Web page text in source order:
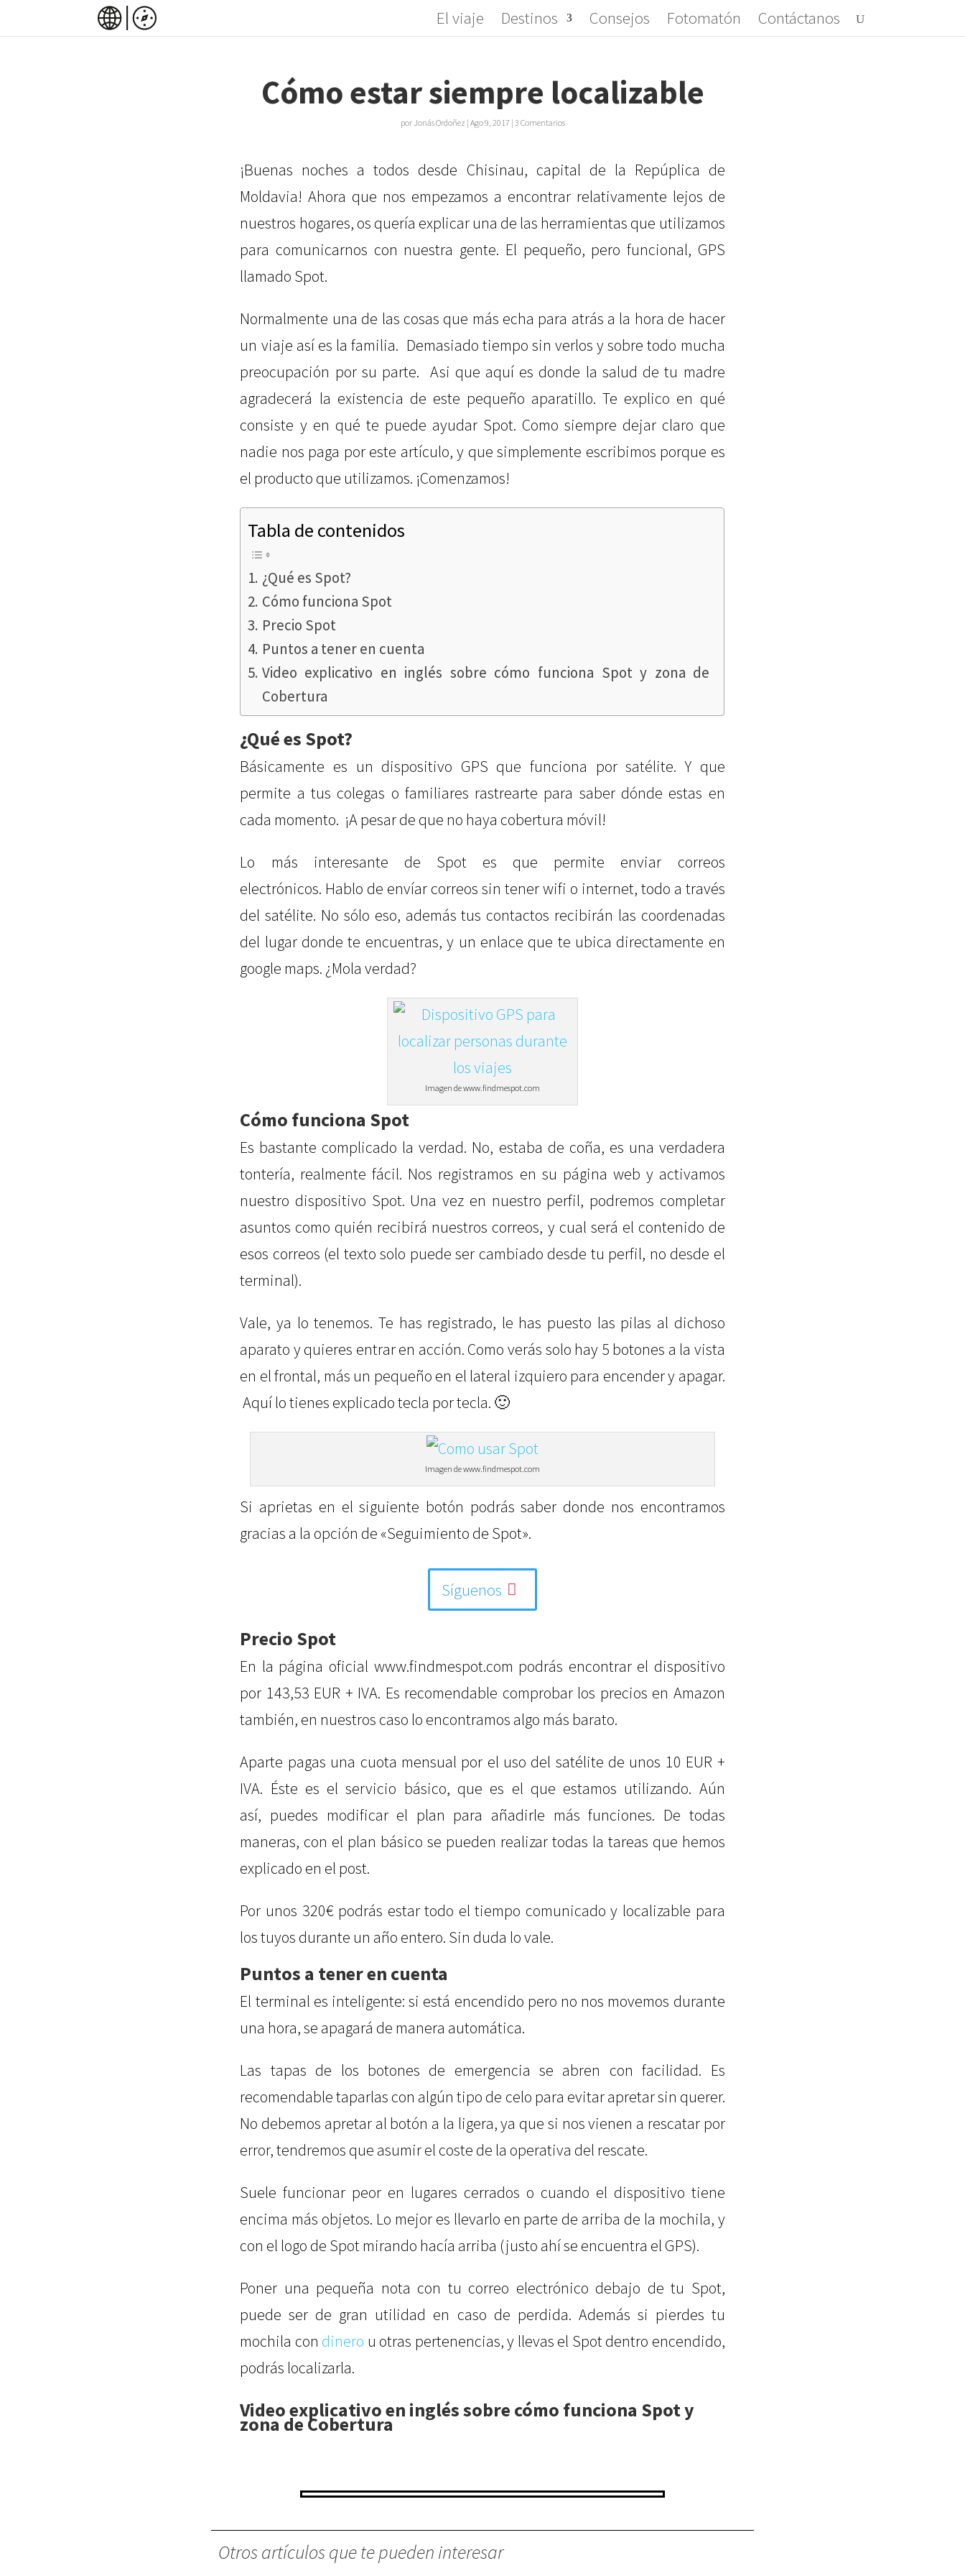
El viaje Destinos Consejos Fotomatón Contáctanos
Cómo estar siempre localizable
por Jonás Ordoñez | Ago 9, 2017 | 3 Comentarios
¡Buenas noches a todos desde Chisinau, capital de la Repúplica de
Moldavia! Ahora que nos empezamos a encontrar relativamente lejos de
nuestros hogares, os quería explicar una de las herramientas que utilizamos
para comunicarnos con nuestra gente. El pequeño, pero funcional, GPS
llamado Spot.
Normalmente una de las cosas que más echa para atrás a la hora de hacer
un viaje así es la familia. Demasiado tiempo sin verlos y sobre todo mucha
preocupación por su parte. Asi que aquí es donde la salud de tu madre
agradecerá la existencia de este pequeño aparatillo. Te explico en qué
consiste y en qué te puede ayudar Spot. Como siempre dejar claro que
nadie nos paga por este artículo, y que simplemente escribimos porque es
el producto que utilizamos. ¡Comenzamos!
Tabla de contenidos
¿Qué es Spot?
Cómo funciona Spot
Precio Spot
Puntos a tener en cuenta
Video explicativo en inglés sobre cómo funciona Spot y zona de
Cobertura
¿Qué es Spot?
Básicamente es un dispositivo GPS que funciona por satélite. Y que
permite a tus colegas o familiares rastrearte para saber dónde estas en
cada momento. ¡A pesar de que no haya cobertura móvil!
Lo más interesante de Spot es que permite enviar correos
electrónicos. Hablo de envíar correos sin tener wifi o internet, todo a través
del satélite. No sólo eso, además tus contactos recibirán las coordenadas
del lugar donde te encuentras, y un enlace que te ubica directamente en
google maps. ¿Mola verdad?
Imagen de www.findmespot.com
Cómo funciona Spot
Es bastante complicado la verdad. No, estaba de coña, es una verdadera
tontería, realmente fácil. Nos registramos en su página web y activamos
nuestro dispositivo Spot. Una vez en nuestro perfil, podremos completar
asuntos como quién recibirá nuestros correos, y cual será el contenido de
esos correos (el texto solo puede ser cambiado desde tu perfil, no desde el
terminal).
Vale, ya lo tenemos. Te has registrado, le has puesto las pilas al dichoso
aparato y quieres entrar en acción. Como verás solo hay 5 botones a la vista
en el frontal, más un pequeño en el lateral izquiero para encender y apagar.
Aquí lo tienes explicado tecla por tecla. 🙂
Imagen de www.findmespot.com
Si aprietas en el siguiente botón podrás saber donde nos encontramos
gracias a la opción de «Seguimiento de Spot».
Síguenos
Precio Spot
En la página oficial www.findmespot.com podrás encontrar el dispositivo
por 143,53 EUR + IVA. Es recomendable comprobar los precios en Amazon
también, en nuestros caso lo encontramos algo más barato.
Aparte pagas una cuota mensual por el uso del satélite de unos 10 EUR +
IVA. Éste es el servicio básico, que es el que estamos utilizando. Aún
así, puedes modificar el plan para añadirle más funciones. De todas
maneras, con el plan básico se pueden realizar todas la tareas que hemos
explicado en el post.
Por unos 320€ podrás estar todo el tiempo comunicado y localizable para
los tuyos durante un año entero. Sin duda lo vale.
Puntos a tener en cuenta
El terminal es inteligente: si está encendido pero no nos movemos durante
una hora, se apagará de manera automática.
Las tapas de los botones de emergencia se abren con facilidad. Es
recomendable taparlas con algún tipo de celo para evitar apretar sin querer.
No debemos apretar al botón a la ligera, ya que si nos vienen a rescatar por
error, tendremos que asumir el coste de la operativa del rescate.
Suele funcionar peor en lugares cerrados o cuando el dispositivo tiene
encima más objetos. Lo mejor es llevarlo en parte de arriba de la mochila, y
con el logo de Spot mirando hacía arriba (justo ahí se encuentra el GPS).
Poner una pequeña nota con tu correo electrónico debajo de tu Spot,
puede ser de gran utilidad en caso de perdida. Además si pierdes tu
mochila con dinero u otras pertenencias, y llevas el Spot dentro encendido,
podrás localizarla.
Video explicativo en inglés sobre cómo funciona Spot y
zona de Cobertura
Otros artículos que te pueden interesar